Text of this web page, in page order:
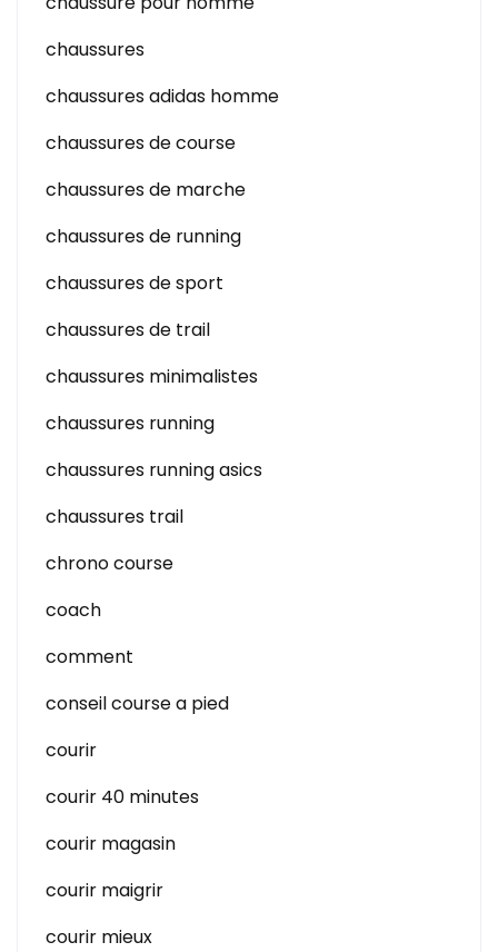
chaussures
chaussures adidas homme
chaussures de course
chaussures de marche
chaussures de running
chaussures de sport
chaussures de trail
chaussures minimalistes
chaussures running
chaussures running asics
chaussures trail
chrono course
coach
comment
conseil course a pied
courir
courir 40 minutes
courir magasin
courir maigrir
courir mieux